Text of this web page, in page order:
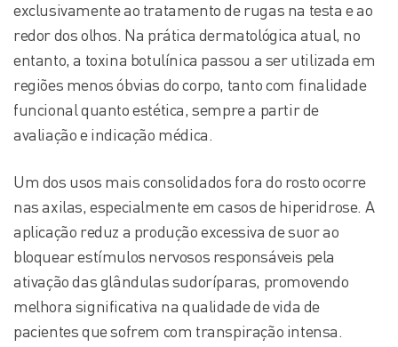
exclusivamente ao tratamento de rugas na testa e ao
redor dos olhos. Na prática dermatológica atual, no
entanto, a toxina botulínica passou a ser utilizada em
regiões menos óbvias do corpo, tanto com finalidade
funcional quanto estética, sempre a partir de
avaliação e indicação médica.
Um dos usos mais consolidados fora do rosto ocorre
nas axilas, especialmente em casos de hiperidrose. A
aplicação reduz a produção excessiva de suor ao
bloquear estímulos nervosos responsáveis pela
ativação das glândulas sudoríparas, promovendo
melhora significativa na qualidade de vida de
pacientes que sofrem com transpiração intensa.